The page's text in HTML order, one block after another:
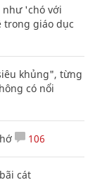
như 'chó với
trong giáo dục
khủng", từng
có nổi
106
cát